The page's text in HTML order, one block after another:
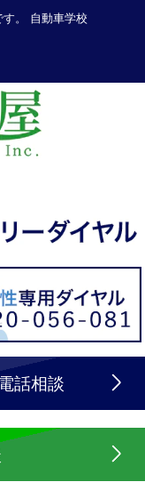
す。 自動車学校
話相談